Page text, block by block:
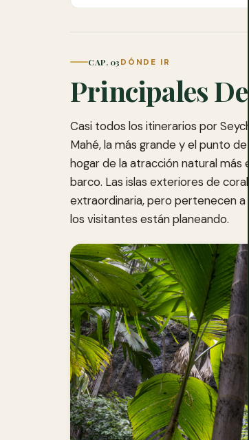
CAP. 03DÓNDE IR
Principales
Casi todos los itinerarios por
Mahé, la más grande y el punto
hogar de la atracción natural más
barco. Las islas exteriores de
extraordinaria, pero pertenecen
los visitantes están planeando.